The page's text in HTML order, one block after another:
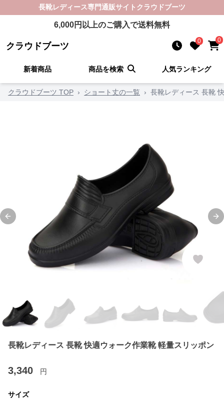
長靴レディース専門通販サイト クラウドブーツ
6,000円以上のご購入で送料無料
クラウドブーツ 0 0
新着商品 商品を検索 人気ランキング
クラウドブーツ TOP › ショート丈の一覧 › 長靴レディース 長靴
Previous slide
長靴レディース 長靴 快適ウォーク作業靴 軽量スリッポン
3,340 円
サイズ